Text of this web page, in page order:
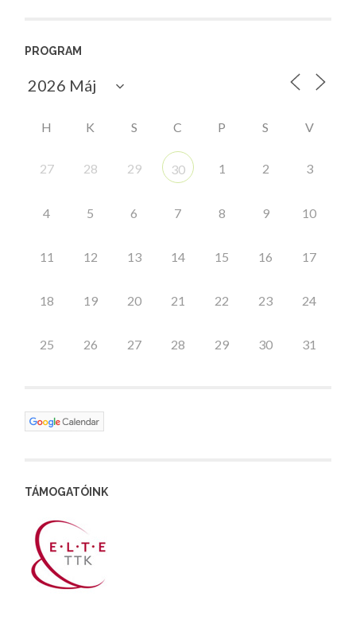
PROGRAM
H K S C P S V
27 28 29 30 1 2 3
4 5 6 7 8 9 10
11 12 13 14 15 16 17
18 19 20 21 22 23 24
25 26 27 28 29 30 31
TÁMOGATÓINK